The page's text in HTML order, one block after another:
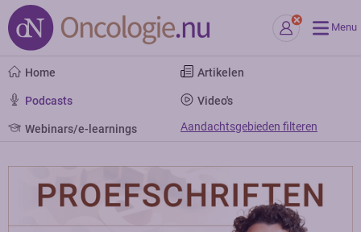
Menu
Home Artikelen
Podcasts Video's
Webinars/e-learnings Aandachtsgebieden filteren